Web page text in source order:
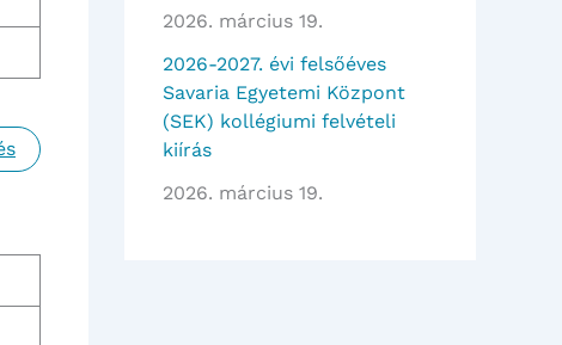
2026. március 19.
2026-2027. évi felsőéves
Savaria Egyetemi Központ
(SEK) kollégiumi felvételi
kiírás
2026. március 19.